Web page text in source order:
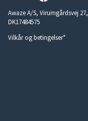
Awaze A/S, Virumgårdsvej
DK17484575
Vilkår og betingelser*